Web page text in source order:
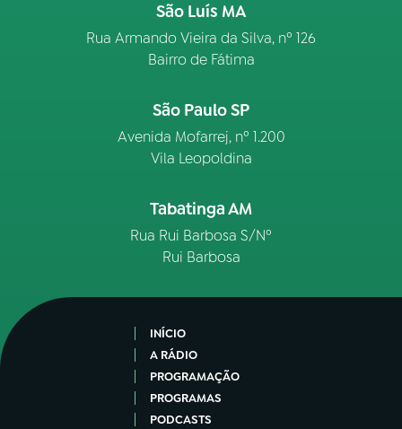
São Luís MA
Rua Armando Vieira da Silva, nº 126
Bairro de Fátima
São Paulo SP
Avenida Mofarrej, nº 1.200
Vila Leopoldina
Tabatinga AM
Rua Rui Barbosa S/Nº
Rui Barbosa
INÍCIO
A RÁDIO
PROGRAMAÇÃO
PROGRAMAS
PODCASTS